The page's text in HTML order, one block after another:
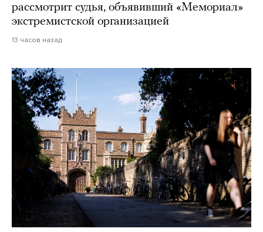
рассмотрит судья, объявивший «Мемориал»
экстремистской организацией
13 часов назад